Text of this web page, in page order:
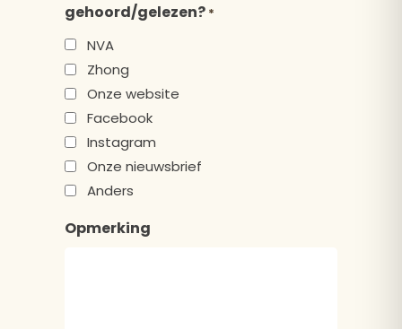
gehoord/gelezen? *
NVA
Zhong
Onze website
Facebook
Instagram
Onze nieuwsbrief
Anders
Opmerking